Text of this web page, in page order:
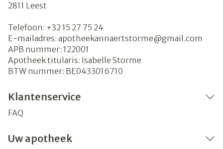
2811 Leest
Telefoon: +32 15 27 75 24
E-mailadres: apotheekannaertstorme@gmail.com
APB nummer: 122001
Apotheek titularis: Isabelle Storme
BTW nummer: BE0433016710
Klantenservice
FAQ
Uw apotheek